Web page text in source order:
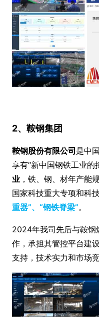
2、鞍钢集团
鞍钢股份有限公司是中
享有“新中国钢铁工业的
业 ，铁、钢、材年产能
国家科技重大专项和科
重器”、“钢铁脊梁”。
2024年我司先后与鞍钢
作，承担其管控平台建
支持，技术实力和市场